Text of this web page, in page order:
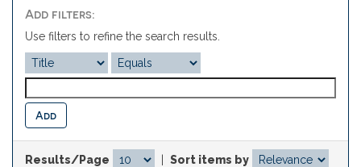
Add filters:
Use filters to refine the search results.
Results/Page
Sort items by